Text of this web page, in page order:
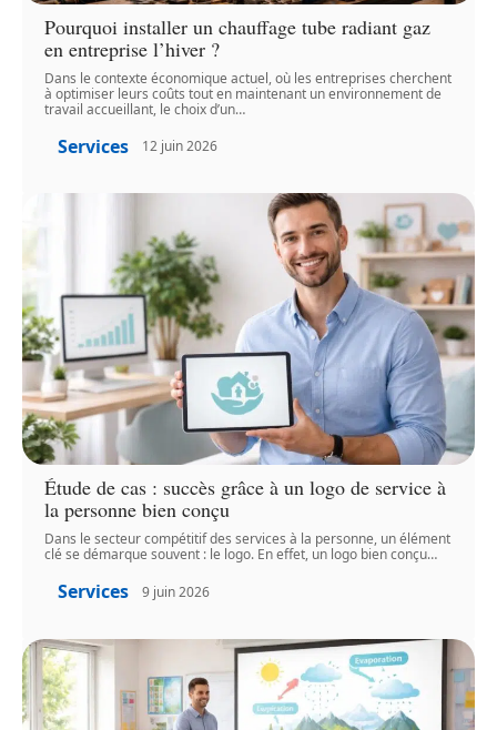
Pourquoi installer un chauffage tube radiant gaz
en entreprise l’hiver ?
Dans le contexte économique actuel, où les entreprises cherchent
à optimiser leurs coûts tout en maintenant un environnement de
travail accueillant, le choix d’un…
Services 12 juin 2026
Étude de cas : succès grâce à un logo de service à
la personne bien conçu
Dans le secteur compétitif des services à la personne, un élément
clé se démarque souvent : le logo. En effet, un logo bien conçu…
Services 9 juin 2026